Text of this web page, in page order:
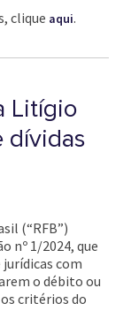
clique aqui.
Litígio
dívidas
(“RFB”)
nº 1/2024, que
jurídicas com
o débito ou
critérios do